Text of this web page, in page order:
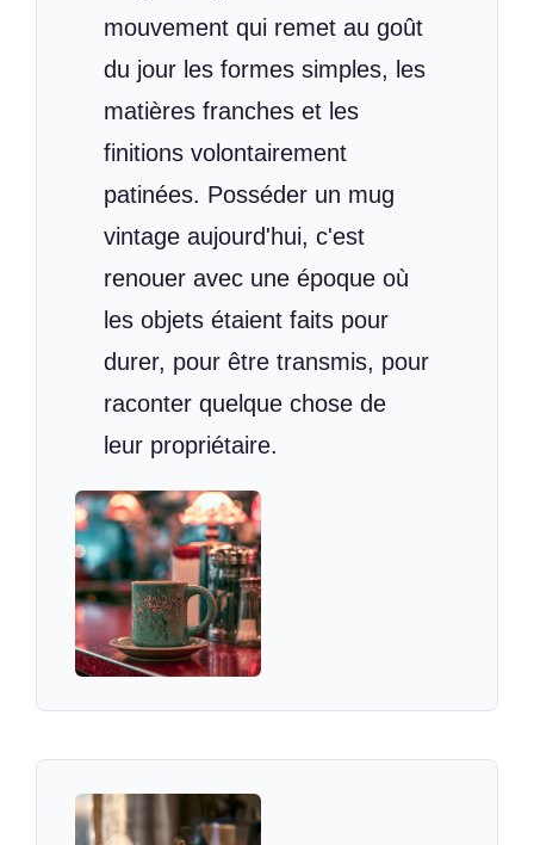
mouvement qui remet au goût
du jour les formes simples, les
matières franches et les
finitions volontairement
patinées. Posséder un mug
vintage aujourd'hui, c'est
renouer avec une époque où
les objets étaient faits pour
durer, pour être transmis, pour
raconter quelque chose de
leur propriétaire.